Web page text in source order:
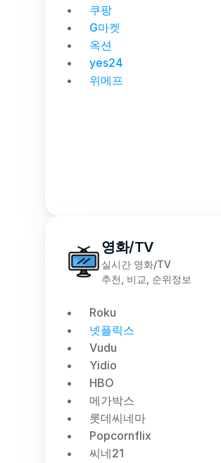
쿠팡
G마켓
옥션
yes24
위메프
영화/TV
실시간 영화/TV
추천, 비교, 순위정보
Roku
넷플릭스
Vudu
Yidio
HBO
메가박스
롯데씨네마
Popcornflix
씨네21